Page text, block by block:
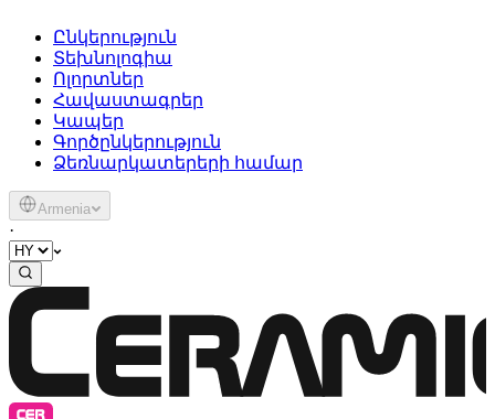
Ընկերություն
Տեխնոլոգիա
Ոլորտներ
Հավաստագրեր
Կապեր
Գործընկերություն
Ձեռնարկատերերի համար
Armenia
·